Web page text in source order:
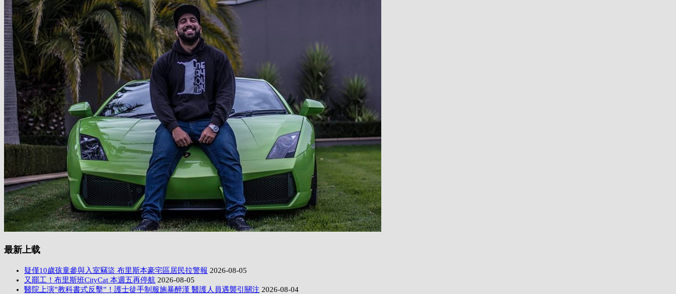
最新上载
疑僅10歲孩童參與入室竊盜 布里斯本豪宅區居民拉警報 2026-08-05
又罷工！布里斯班CityCat 本週五再停航 2026-08-05
醫院上演”教科書式反擊”！護士徒手制服施暴醉漢 醫護人員遇襲引關注 2026-08-04